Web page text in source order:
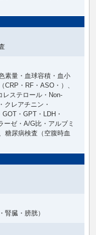
素量・血球容積・血小
・RF・ASO・）、
レステロール・Non-
クレアチニン・
・GPT・LDH・
ーゼ・A/G比・アルブミ
糖尿病検査（空腹時血
腎臓・膀胱）